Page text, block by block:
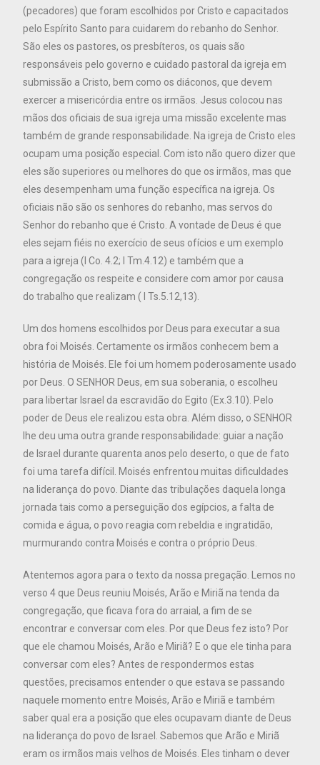
(pecadores) que foram escolhidos por Cristo e capacitados
pelo Espírito Santo para cuidarem do rebanho do Senhor.
São eles os pastores, os presbíteros, os quais são
responsáveis pelo governo e cuidado pastoral da igreja em
submissão a Cristo, bem como os diáconos, que devem
exercer a misericórdia entre os irmãos. Jesus colocou nas
mãos dos oficiais de sua igreja uma missão excelente mas
também de grande responsabilidade. Na igreja de Cristo eles
ocupam uma posição especial. Com isto não quero dizer que
eles são superiores ou melhores do que os irmãos, mas que
eles desempenham uma função específica na igreja. Os
oficiais não são os senhores do rebanho, mas servos do
Senhor do rebanho que é Cristo. A vontade de Deus é que
eles sejam fiéis no exercício de seus ofícios e um exemplo
para a igreja (I Co. 4.2; I Tm.4.12) e também que a
congregação os respeite e considere com amor por causa
do trabalho que realizam ( I Ts.5.12,13).
Um dos homens escolhidos por Deus para executar a sua
obra foi Moisés. Certamente os irmãos conhecem bem a
história de Moisés. Ele foi um homem poderosamente usado
por Deus. O SENHOR Deus, em sua soberania, o escolheu
para libertar Israel da escravidão do Egito (Ex.3.10). Pelo
poder de Deus ele realizou esta obra. Além disso, o SENHOR
lhe deu uma outra grande responsabilidade: guiar a nação
de Israel durante quarenta anos pelo deserto, o que de fato
foi uma tarefa difícil. Moisés enfrentou muitas dificuldades
na liderança do povo. Diante das tribulações daquela longa
jornada tais como a perseguição dos egípcios, a falta de
comida e água, o povo reagia com rebeldia e ingratidão,
murmurando contra Moisés e contra o próprio Deus.
Atentemos agora para o texto da nossa pregação. Lemos no
verso 4 que Deus reuniu Moisés, Arão e Miriã na tenda da
congregação, que ficava fora do arraial, a fim de se
encontrar e conversar com eles. Por que Deus fez isto? Por
que ele chamou Moisés, Arão e Miriã? E o que ele tinha para
conversar com eles? Antes de respondermos estas
questões, precisamos entender o que estava se passando
naquele momento entre Moisés, Arão e Miriã e também
saber qual era a posição que eles ocupavam diante de Deus
na liderança do povo de Israel. Sabemos que Arão e Miriã
eram os irmãos mais velhos de Moisés. Eles tinham o dever